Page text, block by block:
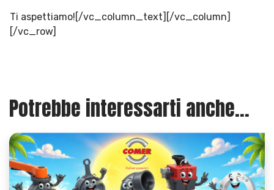
Ti aspettiamo![/vc_column_text][/vc_column]
[/vc_row]
Potrebbe interessarti anche...